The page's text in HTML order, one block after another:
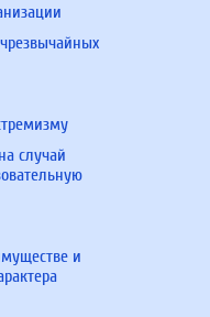
случай
и